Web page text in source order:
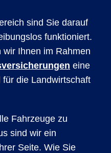
sind Sie darauf
funktioniert.
Ihnen im Rahmen
eine
die Landwirtschaft
Fahrzeuge zu
sind wir ein
Seite. Wie Sie